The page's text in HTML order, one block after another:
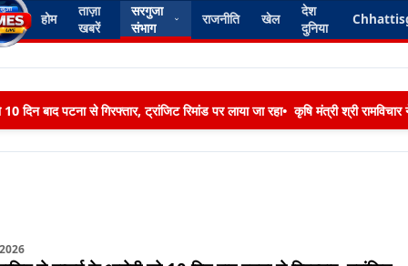
होम
ताज़ा
खबरें
सरगुजा
संभाग
राजनीति खेल
देश
दुनिया
दिन बाद पटना से गिरफ्तार, ट्रांजिट रिमांड पर लाया जा रहा• कृषि मंत्री श्री